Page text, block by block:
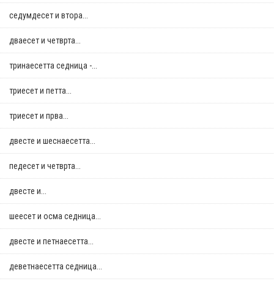
седумдесет и втора...
дваесет и четврта...
тринаесетта седница -...
триесет и петта...
триесет и прва...
двестe и шеснаесетта...
педесет и четврта...
двестe и...
шеесет и осма седница...
двестe и петнаесетта...
деветнаесетта седница...